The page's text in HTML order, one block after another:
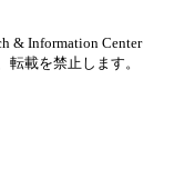
& Information Center
載を禁止します。